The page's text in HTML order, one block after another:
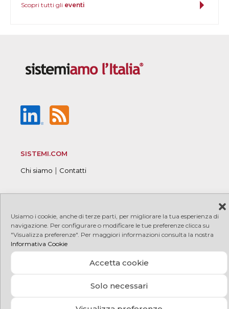
Usiamo i cookie, anche di terze parti, per migliorare la tua esperienza di
navigazione. Per configurare o modificare le tue preferenze clicca su
"Visualizza preferenze". Per maggiori informazioni consulta la nostra
Informativa Cookie
Accetta cookie
Solo necessari
Scopri tutti gli eventi
SISTEMI.COM
Chi siamo | Contatti
© 2026 Sistemi S.p.A. P.I. 08245660017|Copyright|
PRIVACY| COOKIE|Credits